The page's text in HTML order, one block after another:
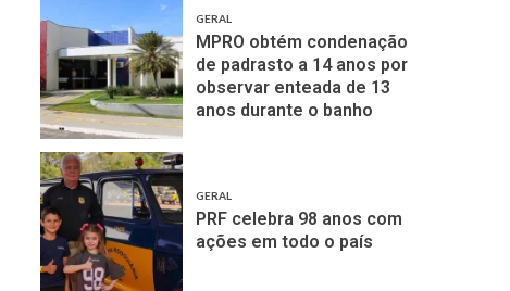
GERAL
MPRO obtém condenação
de padrasto a 14 anos por
observar enteada de 13
anos durante o banho
GERAL
PRF celebra 98 anos com
ações em todo o país